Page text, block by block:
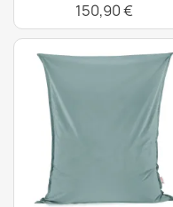
150,90 €